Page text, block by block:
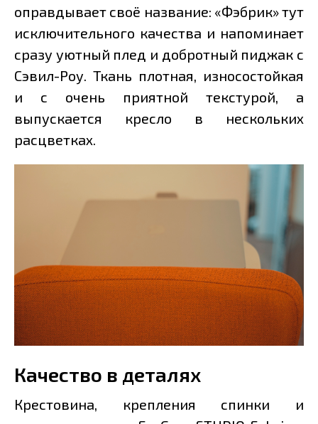
оправдывает своё название: «Фэбрик» тут
исключительного качества и напоминает
сразу уютный плед и добротный пиджак с
Сэвил-Роу. Ткань плотная, износостойкая
и с очень приятной текстурой, а
выпускается кресло в нескольких
расцветках.
Качество в деталях
Крестовина, крепления спинки и